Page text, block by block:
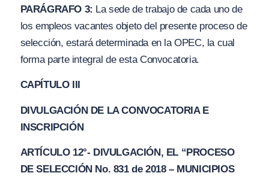
PARÁGRAFO 3: La sede de trabajo de cada uno de
los empleos vacantes objeto del presente proceso de
selección, estará determinada en la OPEC, la cual
forma parte integral de esta Convocatoria.
CAPÍTULO III
DIVULGACIÓN DE LA CONVOCATORIA E
INSCRIPCIÓN
ARTÍCULO 12°- DIVULGACIÓN, EL “PROCESO
DE SELECCIÓN No. 831 de 2018 – MUNICIPIOS